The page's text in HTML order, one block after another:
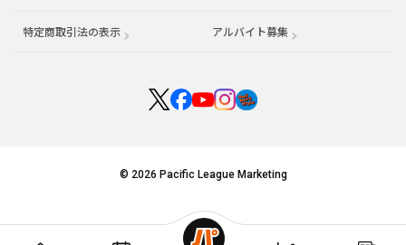
特定商取引法の表示 アルバイト募集 （別ウィンドウで開く
© 2026 Pacific League Marketing